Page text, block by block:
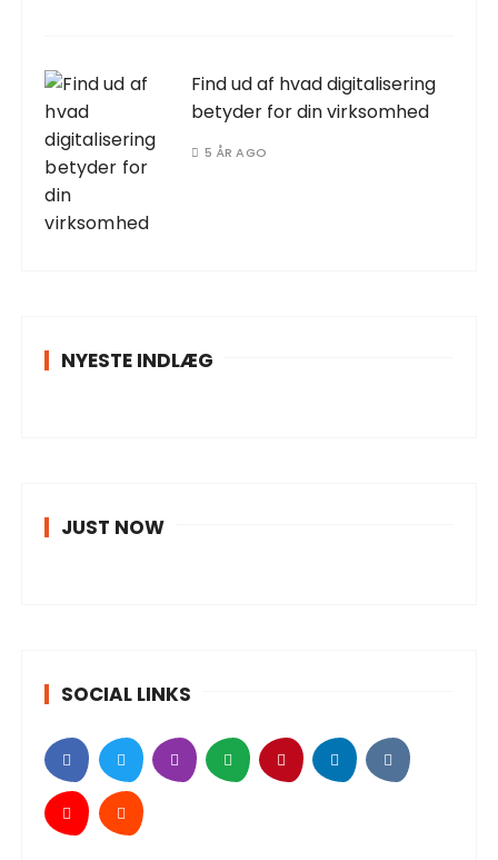
Find ud af hvad digitalisering
betyder for din virksomhed
5 ÅR AGO
NYESTE INDLÆG
JUST NOW
SOCIAL LINKS